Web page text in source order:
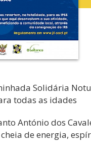
Solidária
todas as idades
António dos
de energia,